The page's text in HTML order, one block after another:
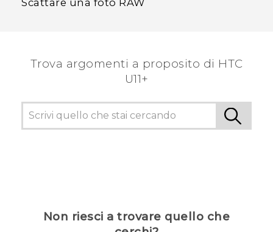
Trova argomenti a proposito di HTC
U11+
Non riesci a trovare quello che